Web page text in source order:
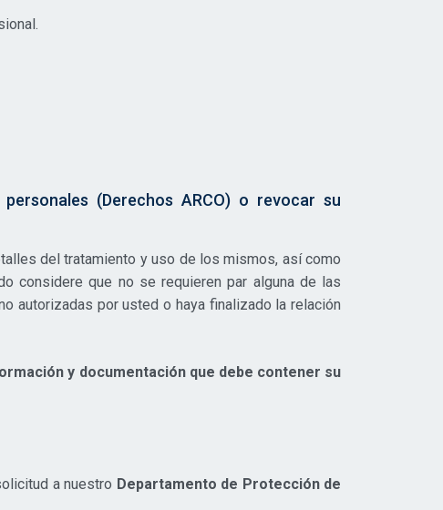
(Derechos ARCO) o revocar su
del tratamiento y uso de los mismos, así como
considere que no se requieren par alguna de las
autorizadas por usted o haya finalizado la relación
y documentación que debe contener su
a nuestro Departamento de Protección de